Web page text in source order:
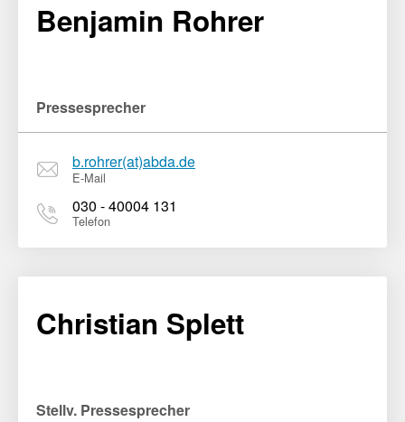
Benjamin Rohrer
Pressesprecher
b.rohrer(at)abda.de
E-Mail
030 - 40004 131
Telefon
Christian Splett
Stellv. Pressesprecher